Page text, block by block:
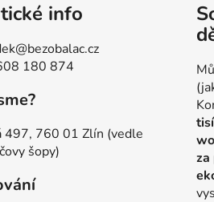
info
180 874
497, 760 01 Zlín (vedle
šopy)
za